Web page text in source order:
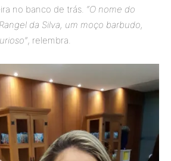
no banco de trás. “O nome do
da Silva, um moço barbudo,
, relembra.